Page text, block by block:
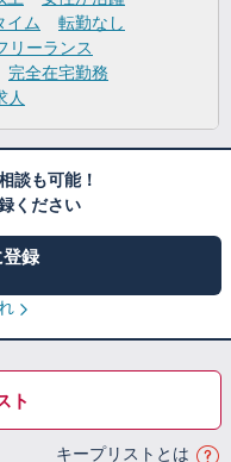
イム
転勤なし
リーランス
完全在宅勤務
人
談も可能！
ください
録
ト
キープリストとは